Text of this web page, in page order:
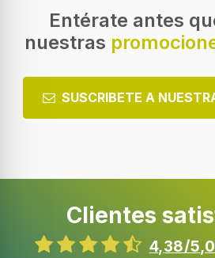
Entérate antes
nuestras
SUSCRIBETE A
Clientes
4,38/